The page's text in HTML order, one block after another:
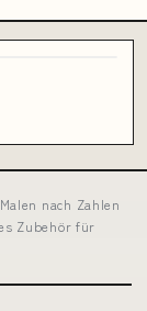
nach Zahlen
Zubehör für